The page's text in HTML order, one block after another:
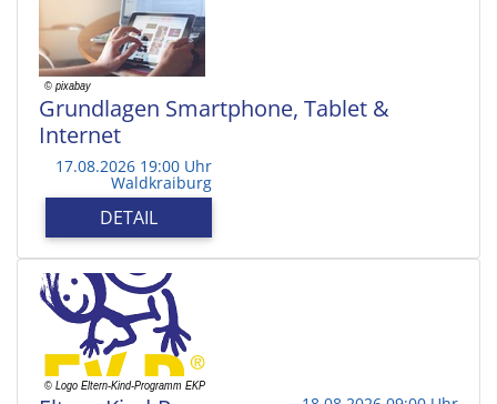
Grundlagen Smartphone, Tablet &
Internet
17.08.2026 19:00 Uhr
Waldkraiburg
DETAIL